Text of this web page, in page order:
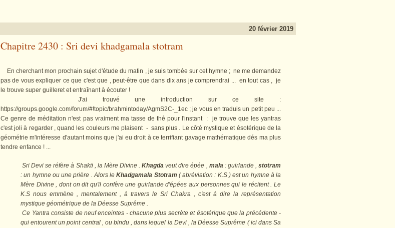
20 février 2019
Chapitre 2430 : Sri devi khadgamala stotram
En cherchant mon prochain sujet d'étude du matin , je suis tombée sur cet hymne ; ne me demandez
pas de vous expliquer ce que c'est que , peut-être que dans dix ans je comprendrai ... en tout cas , je
le trouve super guilleret et entraînant à écouter !
J'ai trouvé une introduction sur ce site :
https://groups.google.com/forum/#!topic/brahmintoday/AgmS2C-_1ec ; je vous en traduis un petit peu ...
Ce genre de méditation n'est pas vraiment ma tasse de thé pour l'instant : je trouve que les yantras
c'est joli à regarder , quand les couleurs me plaisent - sans plus . Le côté mystique et ésotérique de la
géométrie m'intéresse d'autant moins que j'ai eu droit à ce terrifiant gavage mathématique dés ma plus
tendre enfance ! ...
Sri Devi se réfère à Shakti , la Mère Divine .Khagda veut dire épée , mala: guirlande ,stotram
: un hymne ou une prière . Alors leKhadgamala Stotram ( abréviation : K.S ) est un hymne à la
Mère Divine , dont on dit qu'il confère une guirlande d'épées aux personnes qui le récitent . Le
K.S nous emmène , mentalement , à travers le Sri Chakra , c'est à dire la représentation
mystique géométrique de la Déesse Suprême .
Ce Yantra consiste de neuf enceintes - chacune plus secrète et ésotérique que la précédente -
qui entourent un point central , ou bindu , dans lequel la Devi , la Déesse Suprême ( ici dans Sa